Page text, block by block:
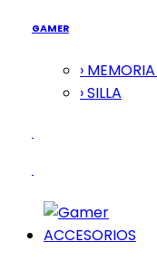
GAMER
›
› SILLA
ACCESORIOS